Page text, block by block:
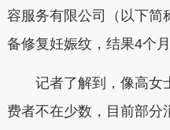
容服务有限公司（以下简
备修复妊娠纹，结果4个
记者了解到，像高女
费者不在少数，目前部分